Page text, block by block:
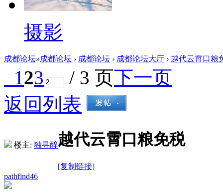
摄影
成都论坛»成都论坛 › 成都论坛 › 成都论坛大厅 › 越代云霄口粮
123 / 3 页下一页
返回列表
楼主: 独寻醉越代云霄口粮免税
[复制链接]
pathfind46